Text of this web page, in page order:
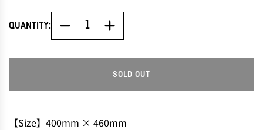
QUANTITY:
SOLD OUT
O
【Size】400mm × 460mm